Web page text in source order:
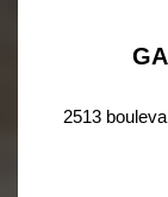
2513